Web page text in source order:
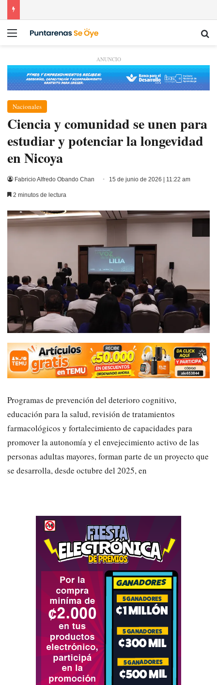
Menú
ANUNCIO
Nacionales
Ciencia y comunidad se unen para
estudiar y potenciar la longevidad
en Nicoya
Fabricio Alfredo Obando Chan 15 de junio de 2026 | 11:22 am
2 minutos de lectura
Programas de prevención del deterioro cognitivo,
educación para la salud, revisión de tratamientos
farmacológicos y fortalecimiento de capacidades para
promover la autonomía y el envejecimiento activo de las
personas adultas mayores, forman parte de un proyecto que
se desarrolla, desde octubre del 2025, en